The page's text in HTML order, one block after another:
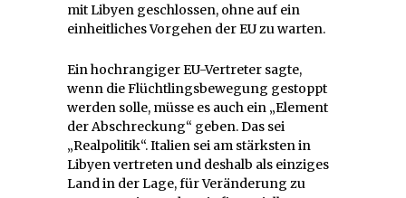
mit Libyen geschlossen, ohne auf ein
einheitliches Vorgehen der EU zu warten.
Ein hochrangiger EU-Vertreter sagte,
wenn die Flüchtlingsbewegung gestoppt
werden solle, müsse es auch ein „Element
der Abschreckung“ geben. Das sei
„Realpolitik“.Italien sei am stärksten in
Libyen vertreten und deshalb als einziges
Land in der Lage, für Veränderung zu